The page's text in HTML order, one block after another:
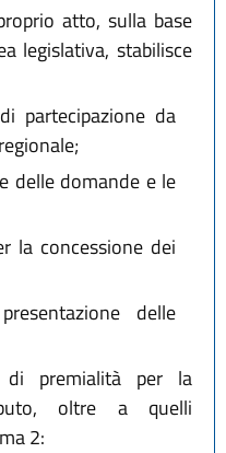
atto, sulla base
legislativa, stabilisce
partecipazione da
delle domande e le
la concessione dei
delle
di premialità per la
oltre a quelli
2: